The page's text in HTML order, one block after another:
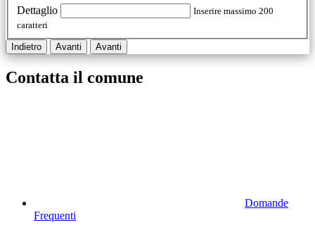
Dettaglio
Inserire massimo 200
caratteri
Indietro Avanti Avanti
Contatta il comune
Domande
Frequenti